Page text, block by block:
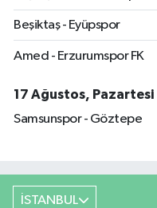
Beşiktaş - Eyüpspor
Amed - Erzurumspor FK
17 Ağustos, Pazartesi
Samsunspor - Göztepe
İSTANBUL